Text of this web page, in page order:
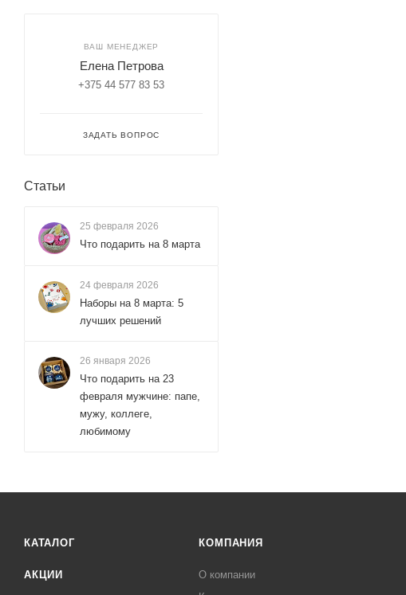
ВАШ МЕНЕДЖЕР
Елена Петрова
+375 44 577 83 53
ЗАДАТЬ ВОПРОС
Статьи
25 февраля 2026
Что подарить на 8 марта
24 февраля 2026
Наборы на 8 марта: 5
лучших решений
26 января 2026
Что подарить на 23
февраля мужчине: папе,
мужу, коллеге,
любимому
КАТАЛОГ
АКЦИИ
КОМПАНИЯ
О компании